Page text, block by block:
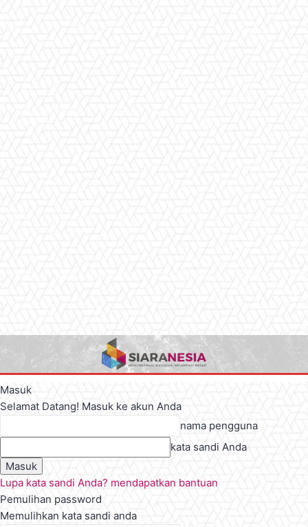
Masuk
Selamat Datang! Masuk ke akun Anda
nama pengguna
kata sandi Anda
Lupa kata sandi Anda? mendapatkan bantuan
Pemulihan password
Memulihkan kata sandi anda